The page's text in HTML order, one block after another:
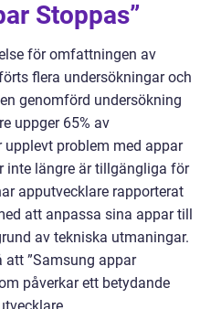
Stoppas”
för omfattningen av
flera undersökningar och
genomförd undersökning
uppger 65% av
upplevt problem med appar
inte längre är tillgängliga för
apputvecklare rapporterat
att anpassa sina appar till
av tekniska utmaningar.
att ”Samsung appar
påverkar ett betydande